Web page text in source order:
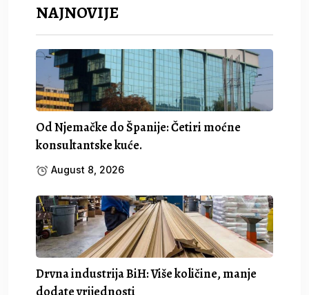
NAJNOVIJE
Od Njemačke do Španije: Četiri moćne
konsultantske kuće.
August 8, 2026
Drvna industrija BiH: Više količine, manje
dodate vrijednosti